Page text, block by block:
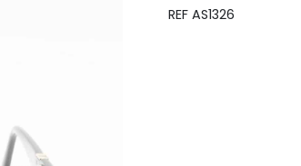
REF AS1326